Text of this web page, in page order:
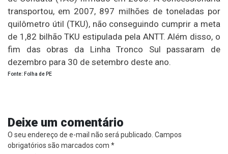
transportou, em 2007, 897 milhões de toneladas por
quilômetro útil (TKU), não conseguindo cumprir a meta
de 1,82 bilhão TKU estipulada pela ANTT. Além disso, o
fim das obras da Linha Tronco Sul passaram de
dezembro para 30 de setembro deste ano.
Fonte: Folha de PE
Deixe um comentário
O seu endereço de e-mail não será publicado. Campos
obrigatórios são marcados com *